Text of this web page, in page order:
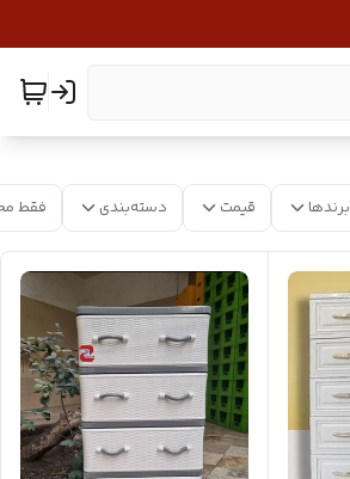
برندها قیمت دسته‌بندی فقط